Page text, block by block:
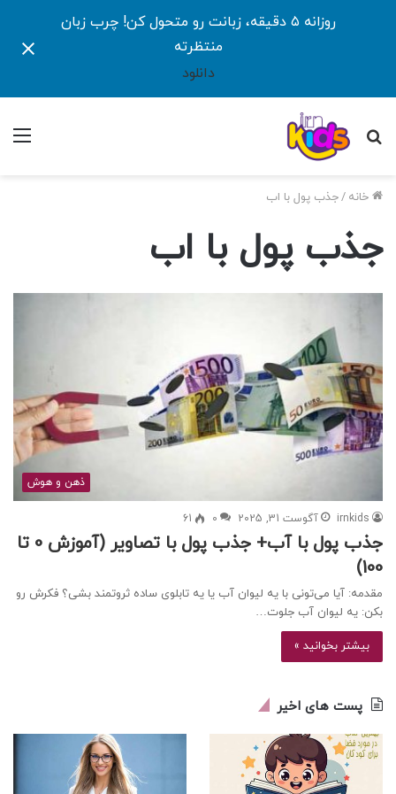
روزانه ۵ دقیقه، زبانت رو متحول کن! چرب زبان
منتظرته
دانلود
جستجو
خانه /جذب پول با اب
جذب پول با اب
ذهن و هوش
irnkids آگوست 31, 2025 0
61
جذب پول با آب+ جذب پول با تصاویر (آموزش 0 تا
100)
مقدمه: آیا می‌تونی با یه لیوان آب یا یه تابلوی ساده ثروتمند بشی؟ فکرش رو
بکن: یه لیوان آب جلوت…
بیشتر بخوانید »
پست های اخیر